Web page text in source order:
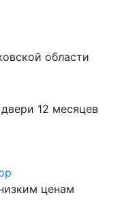
области
12 месяцев
ценам